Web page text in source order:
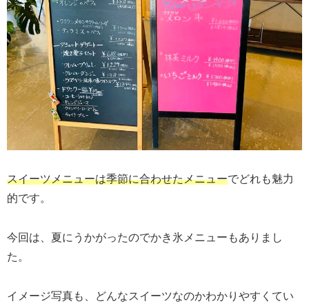
スイーツメニューは季節に合わせたメニューでどれも魅力
的です。
今回は、夏にうかがったのでかき氷メニューもありまし
た。
イメージ写真も、どんなスイーツなのかわかりやすくてい